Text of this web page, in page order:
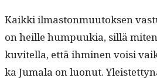
Kaik­ki ilmas­ton­muu­tok­sen
on heille humpuukia, sil­lä
kuvitel­la, että ihmi­nen voisi
ka Jumala on luonut.